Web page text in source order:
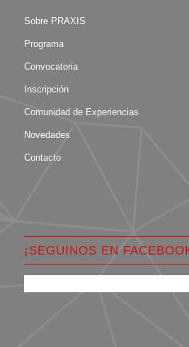
Sobre PRAXIS
Programa
Convocatoria
Inscripción
Comunidad de Experiencias
Novedades
Contacto
¡SEGUINOS EN